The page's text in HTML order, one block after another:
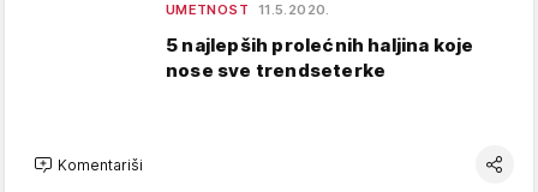
UMETNOST 11.5.2020.
5 najlepših prolećnih haljina koje
nose sve trendseterke
Komentariši